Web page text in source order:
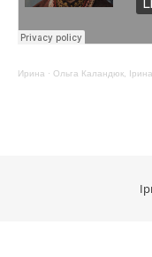
Ирина · Ольга Каландюк,